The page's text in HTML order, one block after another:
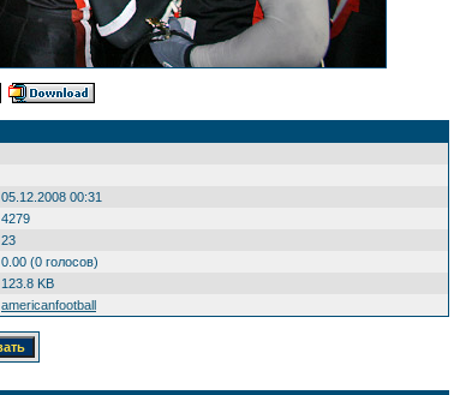
05.12.2008 00:31
4279
23
0.00 (0 голосов)
123.8 KB
americanfootball